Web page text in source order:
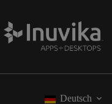
Deutsch